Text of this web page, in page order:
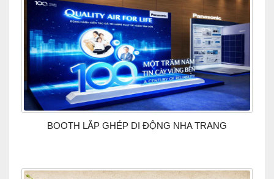
BOOTH LẮP GHÉP DI ĐỘNG NHA TRANG